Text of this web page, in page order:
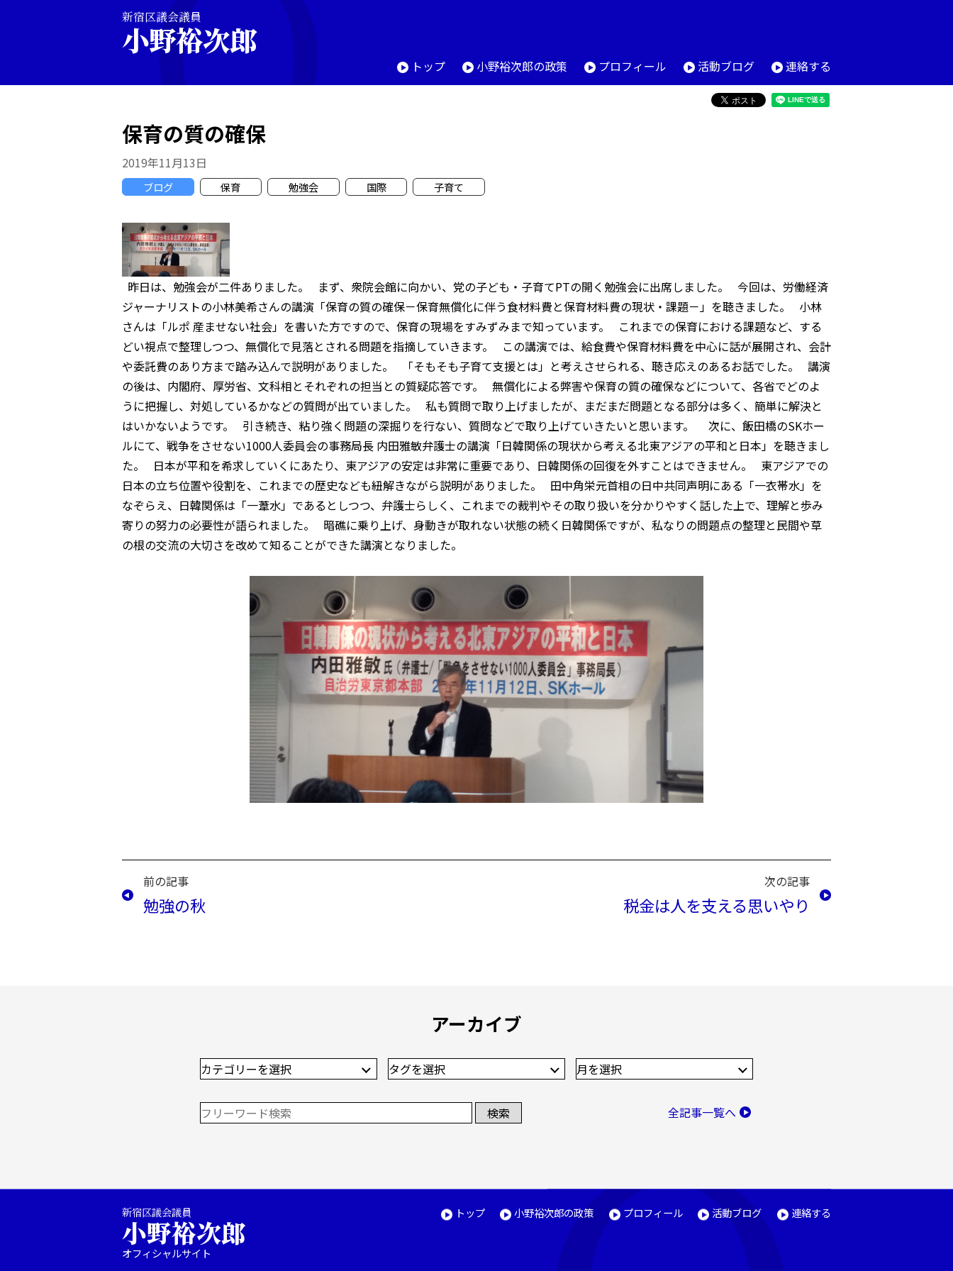
新宿区議会議員
小野裕次郎
トップ 小野裕次郎の政策 プロフィール 活動ブログ 連絡する
保育の質の確保
2019年11月13日
ブログ 保育 勉強会 国際 子育て
昨日は、勉強会が二件ありました。 まず、衆院会館に向かい、党の子ども・子育てPTの開く勉強会に出席しました。 今回は、労働経済
ジャーナリストの小林美希さんの講演「保育の質の確保－保育無償化に伴う食材料費と保育材料費の現状・課題－」を聴きました。 小林
さんは「ルポ 産ませない社会」を書いた方ですので、保育の現場をすみずみまで知っています。 これまでの保育における課題など、する
どい視点で整理しつつ、無償化で見落とされる問題を指摘していきます。 この講演では、給食費や保育材料費を中心に話が展開され、会計
や委託費のあり方まで踏み込んで説明がありました。 「そもそも子育て支援とは」と考えさせられる、聴き応えのあるお話でした。 講演
の後は、内閣府、厚労省、文科相とそれぞれの担当との質疑応答です。 無償化による弊害や保育の質の確保などについて、各省でどのよ
うに把握し、対処しているかなどの質問が出ていました。 私も質問で取り上げましたが、まだまだ問題となる部分は多く、簡単に解決と
はいかないようです。 引き続き、粘り強く問題の深掘りを行ない、質問などで取り上げていきたいと思います。 次に、飯田橋のSKホー
ルにて、戦争をさせない1000人委員会の事務局長 内田雅敏弁護士の講演「日韓関係の現状から考える北東アジアの平和と日本」を聴きまし
た。 日本が平和を希求していくにあたり、東アジアの安定は非常に重要であり、日韓関係の回復を外すことはできません。 東アジアでの
日本の立ち位置や役割を、これまでの歴史なども紐解きながら説明がありました。 田中角栄元首相の日中共同声明にある「一衣帯水」を
なぞらえ、日韓関係は「一葦水」であるとしつつ、弁護士らしく、これまでの裁判やその取り扱いを分かりやすく話した上で、理解と歩み
寄りの努力の必要性が語られました。 暗礁に乗り上げ、身動きが取れない状態の続く日韓関係ですが、私なりの問題点の整理と民間や草
の根の交流の大切さを改めて知ることができた講演となりました。
前の記事
勉強の秋
次の記事
税金は人を支える思いやり
アーカイブ
全記事一覧へ
新宿区議会議員
小野裕次郎
オフィシャルサイト
トップ 小野裕次郎の政策 プロフィール 活動ブログ 連絡する